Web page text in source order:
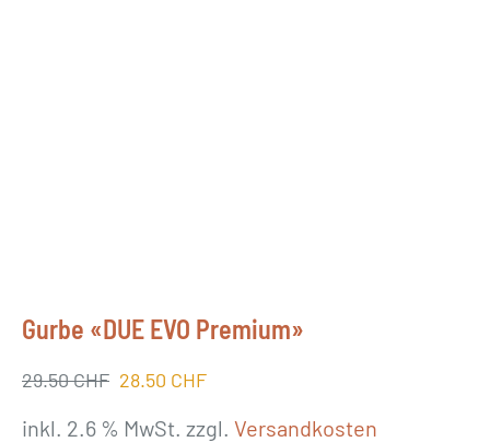
Gurbe «DUE EVO Premium»
29.50CHF Ursprünglicher Preis war: 29.50 CHF
28.50 CHF
inkl. 2.6 % MwSt. zzgl. Versandkosten